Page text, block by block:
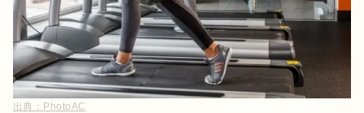
出典： PhotoAC